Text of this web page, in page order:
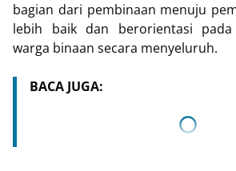
bagian dari pembinaan menuju
lebih baik dan berorientasi
warga binaan secara menyeluruh.
BACA JUGA: